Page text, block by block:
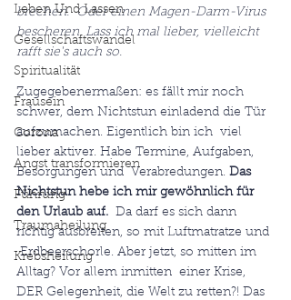
Leben Und Lassen
Gesellschaftswandel
Spiritualität
Frausein
Corona
Angst transformieren
Führung
Traumaheilung
Krebsheilung
brechen.  Oder einen Magen-Darm-Virus
bescheren. Lass ich mal lieber, vielleicht
rafft sie's auch so.
Zugegebenermaßen: es fällt mir noch
schwer, dem Nichtstun einladend die Tür
aufzumachen. Eigentlich bin ich  viel
lieber aktiver. Habe Termine, Aufgaben,
Besorgungen und  Verabredungen. Das
Nichtstun hebe ich mir gewöhnlich für
den Urlaub auf.
  Da darf es sich dann
richtig ausbreiten, so mit Luftmatratze und
Erdbeerschorle. Aber jetzt, so mitten im
Alltag? Vor allem inmitten  einer Krise,
DER Gelegenheit, die Welt zu retten?! Das